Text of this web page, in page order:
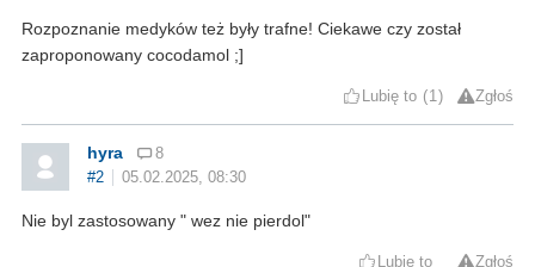
Rozpoznanie medyków też były trafne! Ciekawe czy został
zaproponowany cocodamol ;]
Lubię to 1 Zgłoś
hyra
8
#2
05.02.2025, 08:30
Nie byl zastosowany " wez nie pierdol"
Lubię to Zgłoś